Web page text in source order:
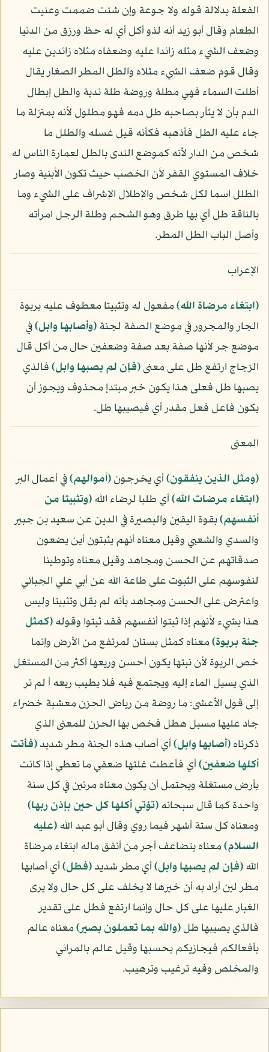
الفعلة بدلالة قوله ولا جوعة وإن شئت ضممت وعنيت
الطعام وقال أبو زيد أنه لذو أكل أي له حظ ورزق من الدنيا
وضعف الشيء مثله زائدا عليه وضعفاه مثلاه زائدين عليه
وقال قوم ضعف الشيء مثلاه والطل المطر الصغار يقال
أطلت السماء فهي مطلة وروضة طلة ندية والطل إبطال
الدم بأن لا يثأر بصاحبه طل دمه فهو مطلول لأنه بمنزلة ما
جاء عليه الطل فأذهبه فكأنه قيل غسله والطلل ما
شخص من الدار لأنه كموضع الندى بالطل لعمارة الناس له
خلاف المستوي القفر لأن الخصب حيث تكون الأبنية وصار
الطلل اسما لكل شخص والإطلال الإشراف على الشيء وما
بالناقة طل أي بها طرق وهو الشحم وطلة الرجل امرأته
وأصل الباب الطل المطر.
الإعراب
﴿ابتغاء مرضاة الله﴾مفعول له وتثبيتا معطوف عليه بربوة
الجار والمجرور في موضع الصفة لجنة﴿وأصابها وابل﴾في
موضع جر لأنها صفة بعد صفة وضعفين حال من أكل قال
الزجاج ارتفع طل على معنى﴿فإن لم يصبها وابل﴾فالذي
يصبها طل فعلى هذا يكون خبر مبتدإ محذوف ويجوز أن
يكون فاعل فعل مقدر أي فيصيبها طل.
المعنى
﴿ومثل الذين ينفقون﴾أي يخرجون﴿أموالهم﴾في أعمال البر
﴿ابتغاء مرضات الله﴾أي طلبا لرضاء الله﴿وتثبيتا من
أنفسهم﴾بقوة اليقين والبصيرة في الدين عن سعيد بن جبير
والسدي والشعبي وقيل معناه أنهم يثبتون أين يضعون
صدقاتهم عن الحسن ومجاهد وقيل معناه وتوطينا
لنفوسهم على الثبوت على طاعة الله عن أبي علي الجبائي
واعترض على الحسن ومجاهد بأنه لم يقل وتثبيتا وليس
هذا بشيء لأنهم إذا ثبتوا أنفسهم فقد ثبتوا وقوله﴿كمثل
جنة بربوة﴾معناه كمثل بستان لمرتفع من الأرض وإنما
خص الربوة لأن نبتها يكون أحسن وريعها أكثر من المستغل
الذي يسيل الماء إليه ويجتمع فيه فلا يطيب ريعه أ لم تر
إلى قول الأعشى: ما روضة من رياض الحزن معشبة خضراء
جاد عليها مسبل هطل فخص بها الحزن للمعنى الذي
ذكرناه﴿أصابها وابل﴾أي أصاب هذه الجنة مطر شديد﴿فأتت
أكلها ضعفين﴾أي فأعطت غلتها ضعفي ما تعطي إذا كانت
بأرض مستغلة ويحتمل أن يكون معناه مرتين في كل سنة
واحدة كما قال سبحانه﴿تؤتي أكلها كل حين بإذن ربها﴾
ومعناه كل ستة أشهر فيما روي وقال أبو عبد الله(عليه
السلام)معناه يتضاعف أجر من أنفق ماله ابتغاء مرضاة
الله﴿فإن لم يصبها وابل﴾أي مطر شديد﴿فطل﴾أي أصابها
مطر لين أراد به أن خيرها لا يخلف على كل حال ولا يرى
الغبار عليها على كل حال وإنما ارتفع فطل على تقدير
فالذي يصيبها طل﴿والله بما تعملون بصير﴾معناه عالم
بأفعالكم فيجازيكم بحسبها وقيل عالم بالمرائي
والمخلص وفيه ترغيب وترهيب.